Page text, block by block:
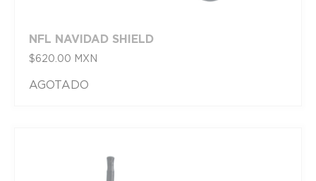
NFL NAVIDAD SHIELD
$620.00 MXN
AGOTADO